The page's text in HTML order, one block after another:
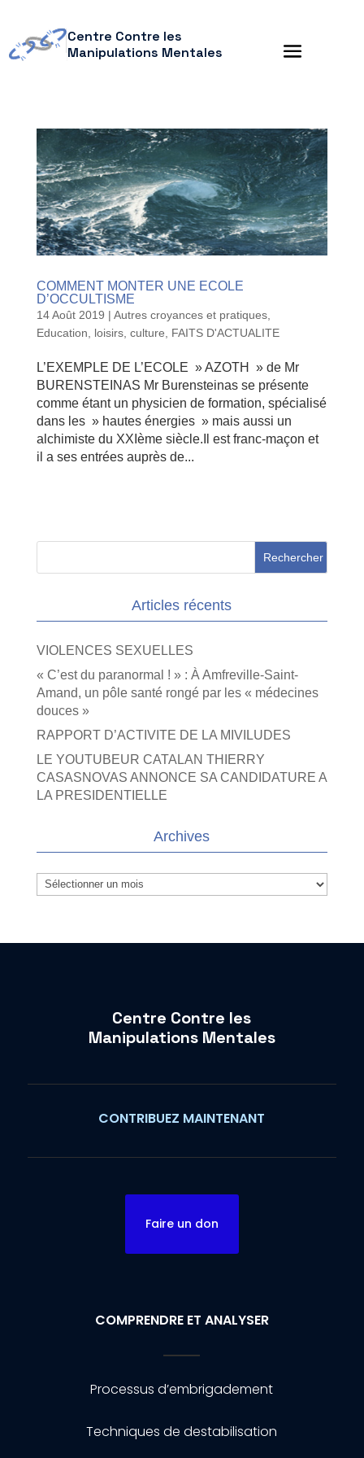
Centre Contre les
Manipulations Mentales
COMMENT MONTER UNE ECOLE
D’OCCULTISME
14 Août 2019 | Autres croyances et pratiques,
Education, loisirs, culture
FAITS D'ACTUALITE
L’EXEMPLE DE L’ECOLE » AZOTH » de Mr
BURENSTEINAS Mr Burensteinas se présente
comme étant un physicien de formation, spécialisé
dans les » hautes énergies » mais aussi un
alchimiste du XXIème siècle.Il est franc-maçon et
il a ses entrées auprès de...
Articles récents
VIOLENCES SEXUELLES
« C’est du paranormal ! » : À Amfreville-Saint-
Amand, un pôle santé rongé par les « médecines
douces »
RAPPORT D’ACTIVITE DE LA MIVILUDES
LE YOUTUBEUR CATALAN THIERRY
CASASNOVAS ANNONCE SA CANDIDATURE A
LA PRESIDENTIELLE
Archives
Archives
Centre Contre les
Manipulations Mentales
CONTRIBUEZ MAINTENANT
Faire un don
COMPRENDRE ET ANALYSER
Processus d’embrigadement
Techniques de destabilisation